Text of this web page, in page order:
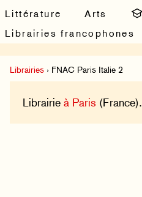
Littérature
Arts
Librairies francophones
Librairies › FNAC Paris Italie 2
Librairieà Paris (France).